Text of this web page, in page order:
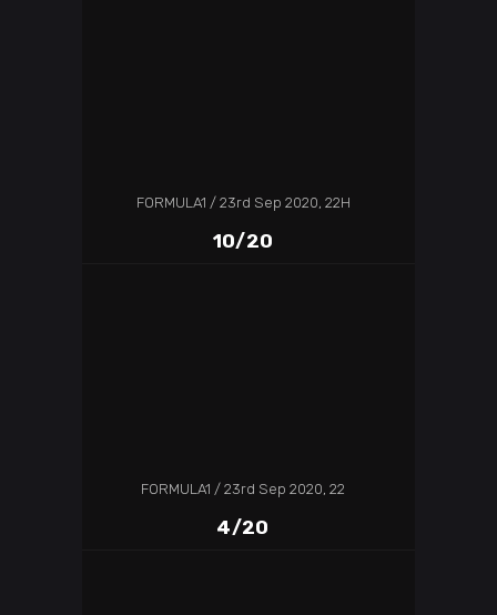
FORMULA1 23rd Sep 2020, 22H
10/20
FORMULA1 23rd Sep 2020, 22
4/20